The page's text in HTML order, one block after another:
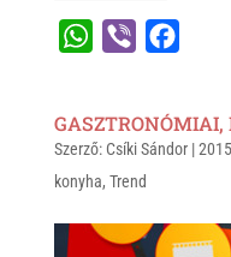
t
p
e
e
o
Szerző: Csíki Sándor|
konyha, Trend